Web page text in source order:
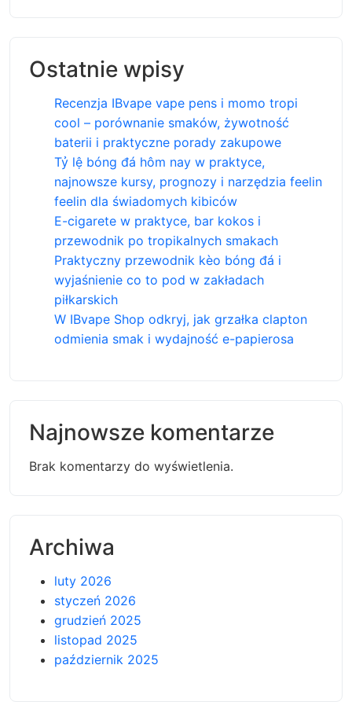
Ostatnie wpisy
Recenzja IBvape vape pens i momo tropi
cool – porównanie smaków, żywotność
baterii i praktyczne porady zakupowe
Tỷ lệ bóng đá hôm nay w praktyce,
najnowsze kursy, prognozy i narzędzia feelin
feelin dla świadomych kibiców
E-cigarete w praktyce, bar kokos i
przewodnik po tropikalnych smakach
Praktyczny przewodnik kèo bóng đá i
wyjaśnienie co to pod w zakładach
piłkarskich
W IBvape Shop odkryj, jak grzałka clapton
odmienia smak i wydajność e-papierosa
Najnowsze komentarze
Brak komentarzy do wyświetlenia.
Archiwa
luty 2026
styczeń 2026
grudzień 2025
listopad 2025
październik 2025